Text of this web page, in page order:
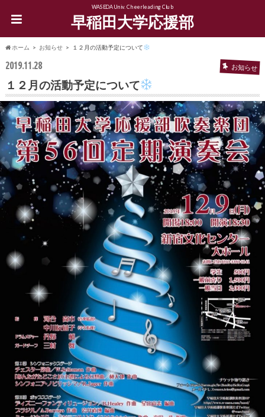
WASEDA Univ. Cheerleading Club
早稲田大学応援部
ホーム お知らせ １２月の活動予定について
2019.11.28 お知らせ
１２月の活動予定について